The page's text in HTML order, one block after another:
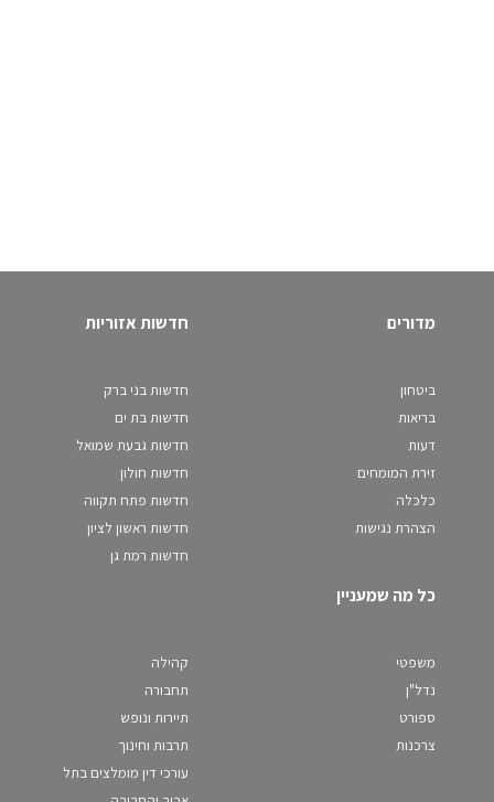
מדורים
ביטחון
בריאות
דעות
זירת המומחים
כלכלה
הצהרת נגישות
חדשות אזוריות
חדשות בני ברק
חדשות בת ים
חדשות גבעת שמואל
חדשות חולון
חדשות פתח תקווה
חדשות ראשון לציון
חדשות רמת גן
כל מה שמעניין
משפטי
נדל"ן
ספורט
צרכנות
קהילה
תחבורה
תיירות ונופש
תרבות וחינוך
עורכי דין מומלצים בתל